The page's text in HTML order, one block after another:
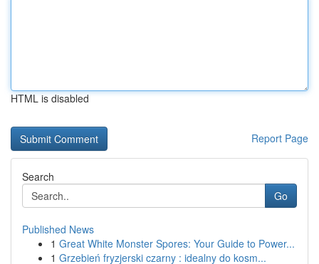
HTML is disabled
Report Page
Search
Go
Published News
1 Great White Monster Spores: Your Guide to Power...
1 Grzebień fryzjerski czarny : idealny do kosm...